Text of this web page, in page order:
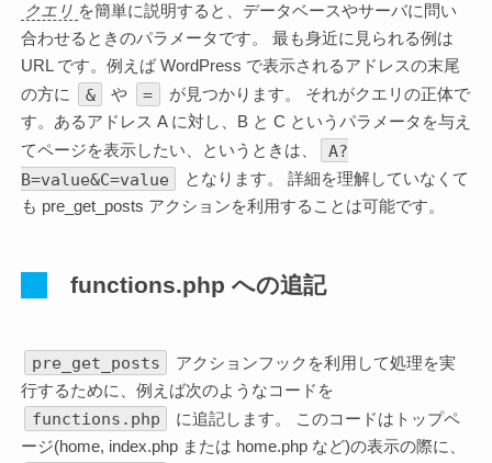
クエリ を簡単に説明すると、データベースやサーバに問い
合わせるときのパラメータです。 最も身近に見られる例は
URL です。例えば WordPress で表示されるアドレスの末尾
の方に
& や =
が見つかります。 それがクエリの正体で
す。あるアドレス A に対し、B と C というパラメータを与え
てページを表示したい、というときは、
A?
B=value&C=value
となります。 詳細を理解していなくて
も pre_get_posts アクションを利用することは可能です。
functions.php への追記
pre_get_posts
アクションフックを利用して処理を実
行するために、例えば次のようなコードを
functions.php
に追記します。 このコードはトップペ
ージ(home, index.php または home.php など)の表示の際に、